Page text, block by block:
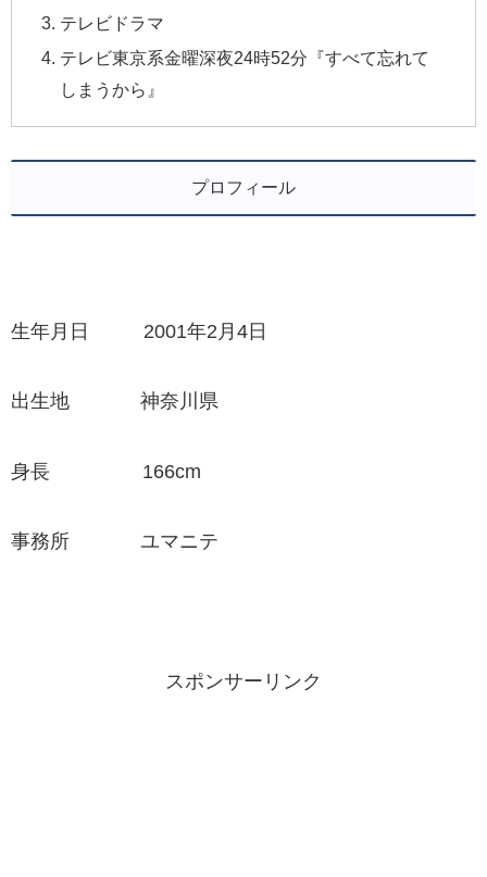
テレビドラマ
テレビ東京系金曜深夜24時52分『すべて忘れて
しまうから』
プロフィール
生年月日 2001年2月4日
出生地 神奈川県
身長 166cm
事務所 ユマニテ
スポンサーリンク